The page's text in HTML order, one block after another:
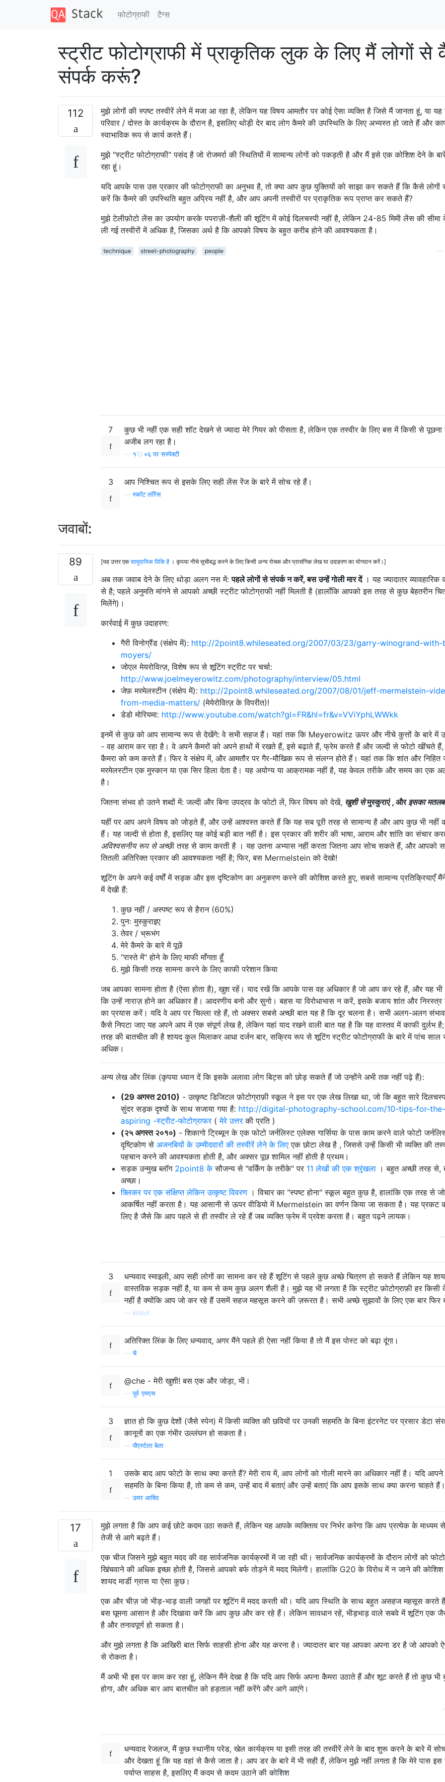
फोटोग्राफी टैग्‍स
स्ट्रीट फोटोग्राफी में प्राकृतिक लुक के लिए मैं लोगों
संपर्क करूं?
112
मुझे लोगों की स्पष्ट तस्वीरें लेने में मजा आ रहा है, लेकिन यह विषय आमतौर पर कोई ऐसा व्यक्ति है जिसे मैं जानता हूं, या यह
परिवार / दोस्त के कार्यक्रम के दौरान है, इसलिए थोड़ी देर बाद लोग कैमरे की उपस्थिति के लिए अभ्यस्त हो जाते हैं और
स्वाभाविक रूप से कार्य करते हैं।
मुझे "स्ट्रीट फोटोग्राफी" पसंद है जो रोजमर्रा की स्थितियों में सामान्य लोगों को पकड़ती है और मैं इसे एक कोशिश देने के
रहा हूं।
यदि आपके पास उस प्रकार की फोटोग्राफी का अनुभव है, तो क्या आप कुछ युक्तियों को साझा कर सकते हैं कि कैसे लोगों
करें कि कैमरे की उपस्थिति बहुत अप्रिय नहीं है, और आप अपनी तस्वीरों पर प्राकृतिक रूप प्राप्त कर सकते हैं?
मुझे टेलीफ़ोटो लेंस का उपयोग करके पपराज़ी-शैली की शूटिंग में कोई दिलचस्पी नहीं है, लेकिन 24-85 मिमी लेंस की सीमा
ली गई तस्वीरों में अधिक है, जिसका अर्थ है कि आपको विषय के बहुत करीब होने की आवश्यकता है।
technique street-photography people —
7
कुछ भी नहीं एक सही शॉट देखने से ज्यादा मेरे गियर को पीसता है, लेकिन एक तस्वीर के लिए बस में किसी से पूछना
अजीब लग रहा है।
१10:०६ पर सस्पेक्टी
3 आप निश्चित रूप से इसके लिए सही लेंस रेंज के बारे में सोच रहे हैं।
—स्कॉट लॉरेंस
जवाबों:
89 [यह उत्तर एक सामुदायिक विकि है । कृपया नीचे सूचीबद्ध करने के लिए किसी अन्य रोचक और प्रासंगिक लेख या उदाहरण का योगदान करें।]
अब तक जवाब देने के लिए थोड़ा अलग नस में:पहले लोगों से संपर्क न करें, बस उन्हें गोली मार दें। यह ज्यादातर व्यावहारिक
से है; पहले अनुमति मांगने से आपको अच्छी स्ट्रीट फोटोग्राफी नहीं मिलती है (हालाँकि आपको इस तरह से कुछ बेहतरीन
मिलेंगे)।
कार्रवाई में कुछ उदाहरण:
गैरी विनोग्रैंड (संक्षेप में): http://2point8.whileseated.org/2007/03/23/garry-winogrand-with-
moyers/
जोएल मेयरोवित्ज़, विशेष रूप से शूटिंग स्ट्रीट पर चर्चा:
http://www.joelmeyerowitz.com/photography/interview/05.html
जेफ़ मरमेलस्टीन (संक्षेप में): http://2point8.whileseated.org/2007/08/01/jeff-mermelstein-
from-media-matters/ (मेयेरोवित्ज़ के विपरीत)!
डेडो मोरियमा: http://www.youtube.com/watch?gl=FR&hl=fr&v=VViYphLWWkk
इनमें से कुछ को आप सामान्य रूप से देखेंगे: वे सभी सहज हैं। यहां तक ​​कि Meyerowitz ऊपर और नीचे कुत्तों के बारे में
- वह आराम कर रहा है। वे अपने कैमरों को अपने हाथों में रखते हैं, इसे बढ़ाते हैं, फ्रेम करते हैं और जल्दी से फोटो खींचते
कैमरा को कम करते हैं। फिर वे संक्षेप में, और आमतौर पर गैर-मौखिक रूप से संलग्न होते हैं। यहां तक ​​कि शांत और
मरमेलस्टीन एक मुस्कान या एक सिर हिला देता है। यह अयोग्य या आक्रामक नहीं है, यह केवल तरीके और समय का एक
है।
जितना संभव हो उतने शब्दों में: जल्दी और बिना उपद्रव के फोटो लें, फिर विषय को देखें, खुशी सेमुस्कुराएं , और इसका
यहीं पर आप अपने विषय को जोड़ते हैं, और उन्हें आश्वस्त करते हैं कि यह सब पूरी तरह से सामान्य है और आप कुछ भी नहीं
हैं। यह जल्दी से होता है, इसलिए यह कोई बड़ी बात नहीं है। इस प्रकार की शरीर की भाषा, आराम और शांति का संचार
अविश्वसनीय रूप सेअच्छी तरह से काम करती है । यह उतना अभ्यास नहीं करता जितना आप सोच सकते हैं, और आपको
तितली अतिरिक्त प्रकार की आवश्यकता नहीं है; फिर, बस Mermelstein को देखो!
शूटिंग के अपने कई वर्षों में सड़क और इस दृष्टिकोण का अनुकरण करने की कोशिश करते हुए, सबसे सामान्य प्रतिक्रियाएँ
में देखी हैं:
कुछ नहीं / अस्पष्ट रूप से हैरान (60%)
पुनः मुस्कुराइए
तेवर / भ्रूभंग
मेरे कैमरे के बारे में पूछें
"रास्ते में" होने के लिए माफी माँगता हूँ
मुझे किसी तरह सामना करने के लिए काफी परेशान किया
जब आपका सामना होता है (ऐसा होता है), खुश रहें। याद रखें कि आपके पास वह अधिकार है जो आप कर रहे हैं, और यह भी
कि उन्हें नाराज़ होने का अधिकार है। आदरणीय बनो और सुनो। बहस या विरोधाभास न करें, इसके बजाय शांत और
का प्रयास करें। यदि वे आप पर चिल्ला रहे हैं, तो अक्सर सबसे अच्छी बात यह है कि दूर चलना है। सभी अलग-अलग
कैसे निपटा जाए यह अपने आप में एक संपूर्ण लेख है, लेकिन यहां याद रखने वाली बात यह है कि यह वास्तव में काफी दुर्लभ
तरह की बातचीत की है शायद कुल मिलाकर आधा दर्जन बार, सक्रिय रूप से शूटिंग स्ट्रीट फोटोग्राफी के बारे में पांच साल
अधिक।
अन्य लेख और लिंक (कृपया ध्यान दें कि इसके अलावा लोग बिट्स को छोड़ सकते हैं जो उन्होंने अभी तक नहीं पढ़े हैं):
(29 अगस्त 2010) - उत्कृष्ट डिजिटल फ़ोटोग्राफ़ी स्कूल ने इस पर एक लेख लिखा था, जो कि बहुत सारे
सुंदर सड़क दृश्यों के साथ सजाया गया है: http://digital-photography-school.com/10-tips-for-the-
aspiring -स्ट्रीट-फोटोग्राफर(मेरे उत्तरकी प्रति )
(२५ अगस्त २०१०) - शिकागो ट्रिब्यून के एक फोटो जर्नलिस्ट एलेक्स गार्सिया के पास काम करने वाले फोटो
दृष्टिकोण से अजनबियों के उम्मीदवारों की तस्वीरें लेने के लिए एक छोटा लेख है , जिससे उन्हें किसी भी व्यक्ति की
पहचान करने की आवश्यकता होती है, और अक्सर पूछ शामिल नहीं होती है प्रथम।
सड़क उन्मुख ब्लॉग 2point8 केसौजन्य से "वर्किंग के तरीके" पर 11 लेखों की एक श्रृंखला । बहुत अच्छी तरह से,
अच्छा।
फ़्लिकर पर एक संक्षिप्त लेकिन उत्कृष्ट विवरण । विचार का "स्पष्ट होना" स्कूल बहुत कुछ है, हालांकि एक तरह से
आकर्षित नहीं करता है। यह आसानी से ऊपर वीडियो में Mermelstein का वर्णन किया जा सकता है। यह प्रकट
लिए है जैसे कि आप पहले से ही तस्वीर ले रहे हैं जब व्यक्ति फ्रेम में प्रवेश करता है। बहुत पढ़ने लायक।
3
धन्यवाद स्माइली, आप सही लोगों का सामना कर रहे हैं शूटिंग से पहले कुछ अच्छे चित्रण हो सकते हैं लेकिन यह
वास्तविक सड़क नहीं है, या कम से कम कुछ अलग शैली है। मुझे यह भी लगता है कि स्ट्रीट फ़ोटोग्राफ़ी हर किसी
नहीं है क्योंकि आप जो कर रहे हैं उसमें सहज महसूस करने की ज़रूरत है। सभी अच्छे सुझावों के लिए एक बार फिर
kristof
अतिरिक्त लिंक के लिए धन्यवाद, अगर मैंने पहले ही ऐसा नहीं किया है तो मैं इस पोस्ट को बढ़ा दूंगा।
—चे
@che - मेरी खुशी! बस एक और जोड़ा, भी।
—पूर्व-एमएस
3
ज्ञात हो कि कुछ देशों (जैसे स्पेन) में किसी व्यक्ति की छवियों पर उनकी सहमति के बिना इंटरनेट पर प्रसार डेटा
कानूनों का एक गंभीर उल्लंघन हो सकता है।
—पौएस्टेला बेला
1
उसके बाद आप फोटो के साथ क्या करते हैं? मेरी राय में, आप लोगों को गोली मारने का अधिकार नहीं है। यदि
सहमति के बिना किया है, तो कम से कम, उन्हें बाद में बताएं और उन्हें बताएं कि आप इसके साथ क्या करना चाहते हैं।
—उमर आबिद
17
मुझे लगता है कि आप कई छोटे कदम उठा सकते हैं, लेकिन यह आपके व्यक्तित्व पर निर्भर करेगा कि आप प्रत्येक के माध्यम
तेजी से आगे बढ़ते हैं।
एक चीज जिसने मुझे बहुत मदद की वह सार्वजनिक कार्यक्रमों में जा रही थी। सार्वजनिक कार्यक्रमों के दौरान लोगों को फोटो
खिंचवाने की अधिक इच्छा होती है, जिससे आपको बर्फ तोड़ने में मदद मिलेगी। हालांकि G20 के विरोध में न जाने की
शायद मार्डी ग्रास या ऐसा कुछ।
एक और चीज़ जो भीड़-भाड़ वाली जगहों पर शूटिंग में मदद करती थी। यदि आप स्थिति के साथ बहुत असहज महसूस करते
बस घूमना आसान है और दिखावा करें कि आप कुछ और कर रहे हैं। लेकिन सावधान रहें, भीड़भाड़ वाले सबवे में शूटिंग एक
है और तनावपूर्ण हो सकता है।
और मुझे लगता है कि आखिरी बात सिर्फ साहसी होना और यह करना है। ज्यादातर बार यह आपका अपना डर ​​है जो आपको
से रोकता है।
मैं अभी भी इस पर काम कर रहा हूं, लेकिन मैंने देखा है कि यदि आप सिर्फ अपना कैमरा उठाते हैं और शूट करते हैं तो कुछ भी
होगा, और अधिक बार आप बातचीत को हड़ताल नहीं करेंगे और आगे आएंगे।
धन्यवाद रेजलज, मैं कुछ स्थानीय परेड, खेल कार्यक्रम या इसी तरह की तस्वीरें लेने के बाद शुरू करने के बारे में सोच
और देखता हूं कि यह वहां से कैसे जाता है। आप डर के बारे में भी सही हैं, लेकिन मुझे नहीं लगता है कि मेरे पास
पर्याप्त साहस है, इसलिए मैं कदम से कदम उठाने की कोशिश